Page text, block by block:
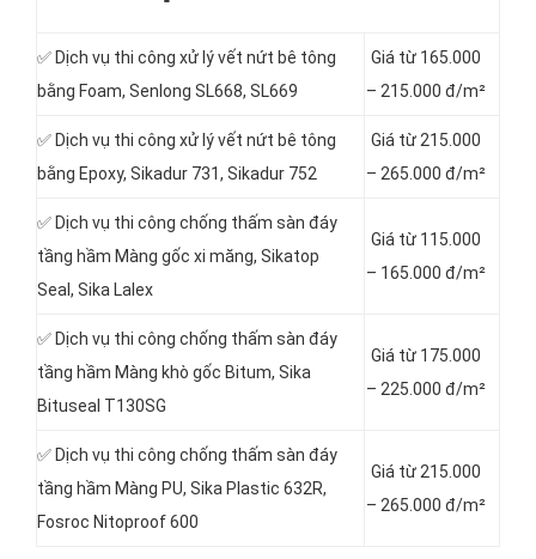
✅ Dịch vụ thi công xử lý vết nứt bê tông
bằng Foam, Senlong SL668, SL669
Giá từ 165.000
– 215.000 đ/m²
✅ Dịch vụ thi công xử lý vết nứt bê tông
bằng Epoxy, Sikadur 731, Sikadur 752
Giá từ 215.000
– 265.000 đ/m²
✅ Dịch vụ thi công chống thấm sàn đáy
tầng hầm Màng gốc xi măng, Sikatop
Seal, Sika Lalex
Giá từ 115.000
– 165.000 đ/m²
✅ Dịch vụ thi công chống thấm sàn đáy
tầng hầm Màng khò gốc Bitum, Sika
Bituseal T130SG
Giá từ 175.000
– 225.000 đ/m²
✅ Dịch vụ thi công chống thấm sàn đáy
tầng hầm Màng PU, Sika Plastic 632R,
Fosroc Nitoproof 600
Giá từ 215.000
– 265.000 đ/m²